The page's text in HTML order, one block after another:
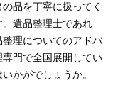
品を丁寧に扱ってく
遺品整理士であれ
理についてのアドバ
門で全国展開してい
かがでしょうか。